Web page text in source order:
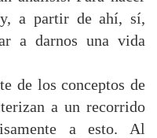
y, a partir de ahí, sí,
a darnos una vida
de los conceptos de
a un recorrido
a esto. Al